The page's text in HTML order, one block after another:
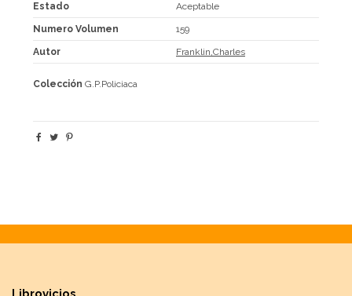
Estado Aceptable
Numero Volumen 159
Autor Franklin,Charles
Colección G.P.Policiaca
Librovicios